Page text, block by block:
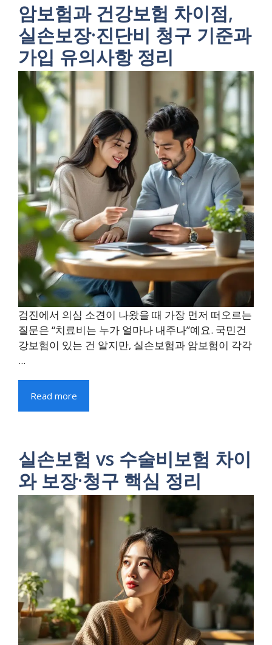
암보험과 건강보험 차이점,
실손보장·진단비 청구 기준과
가입 유의사항 정리
검진에서 의심 소견이 나왔을 때 가장 먼저 떠오르는
질문은 “치료비는 누가 얼마나 내주나”예요. 국민건
강보험이 있는 건 알지만, 실손보험과 암보험이 각각
...
Read more
실손보험 vs 수술비보험 차이
와 보장·청구 핵심 정리